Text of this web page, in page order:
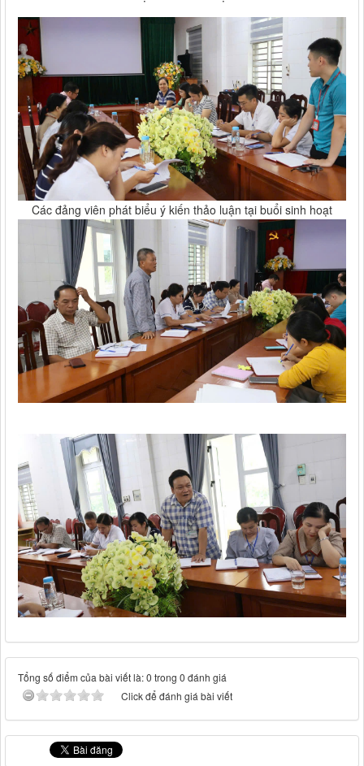
Các đảng viên phát biểu ý kiến thảo luận tại buổi sinh hoạt
Tổng số điểm của bài viết là: 0 trong 0 đánh giá
Click để đánh giá bài viết